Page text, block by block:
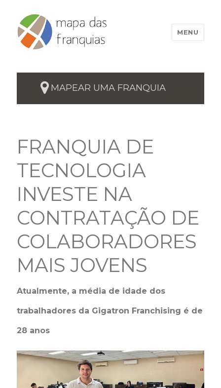
MENU
MAPEAR UMA FRANQUIA
FRANQUIA DE
TECNOLOGIA
INVESTE NA
CONTRATAÇÃO DE
COLABORADORES
MAIS JOVENS
Atualmente, a média de idade dos
trabalhadores da Gigatron Franchising é de
28 anos